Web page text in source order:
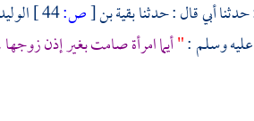
أبي قال : حدثنابقية بن[ص:
وسلم :"أيما امرأة صامت بغير إذن